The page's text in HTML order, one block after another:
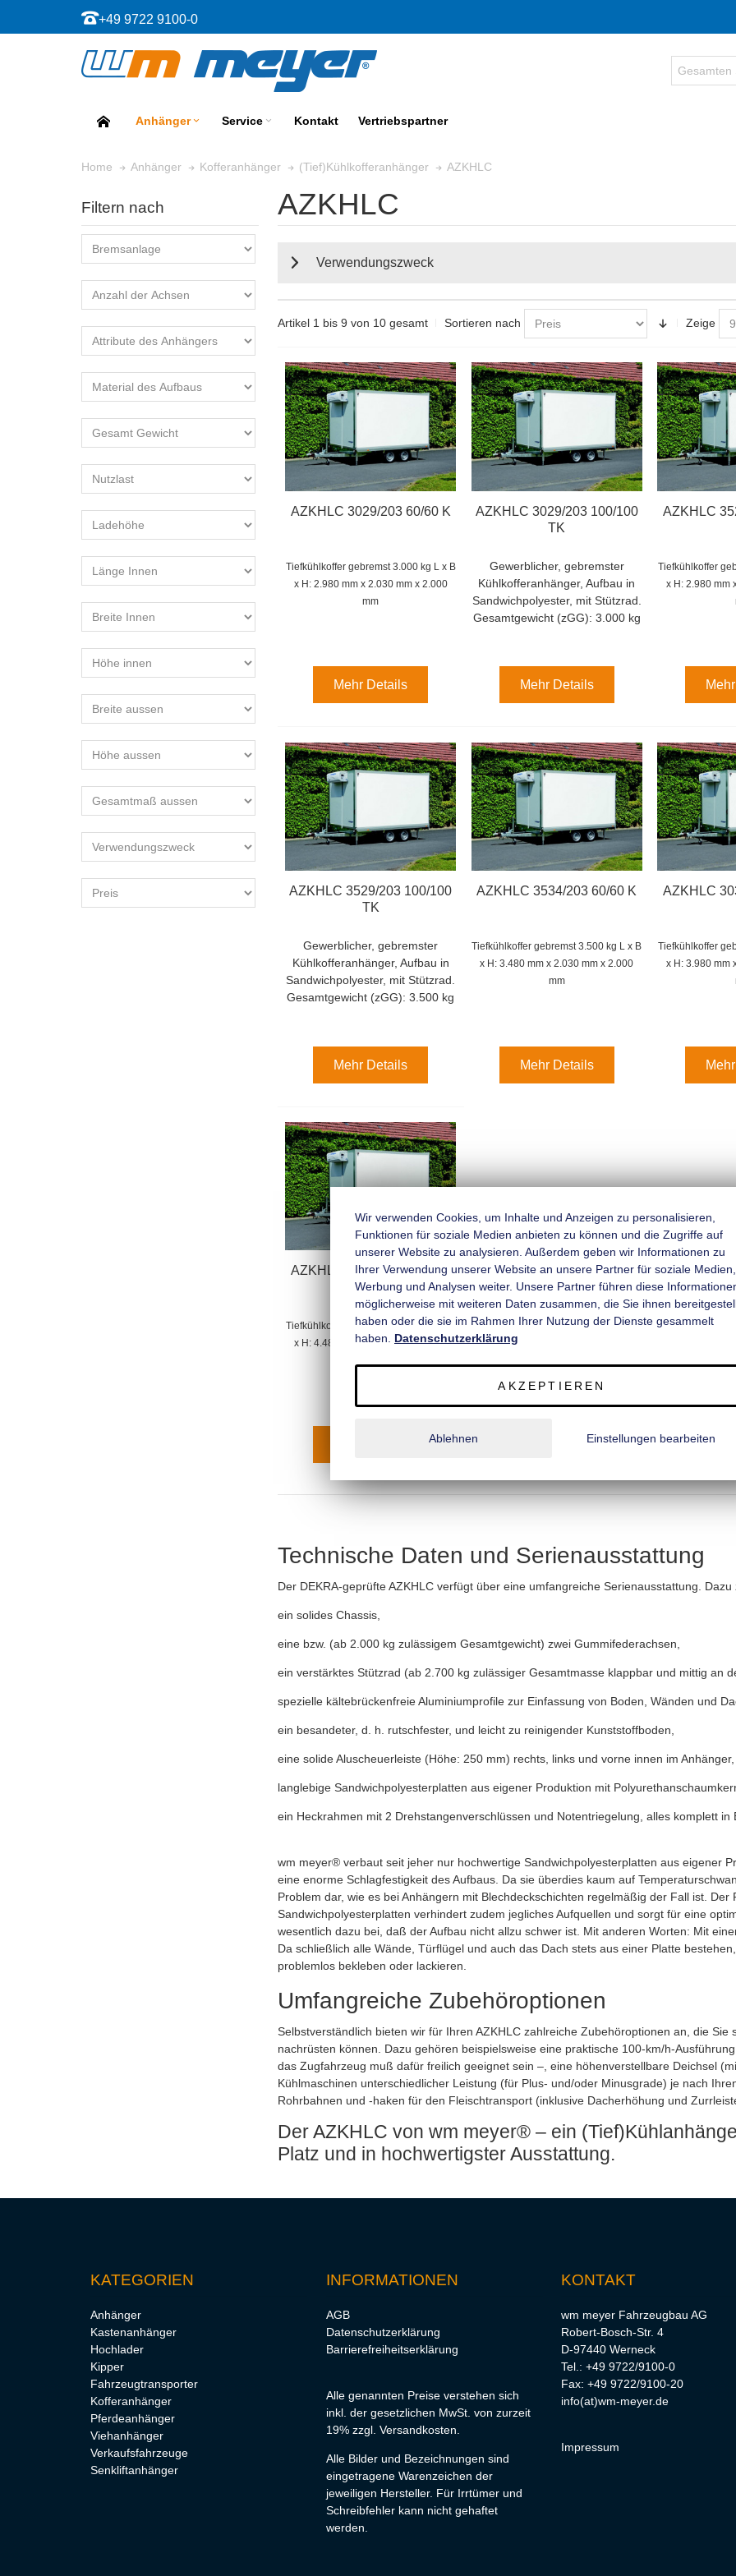
+49 9722 9100-0
Anhänger Service Kontakt Vertriebspartner
Home Anhänger Kofferanhänger (Tief)Kühlkofferanhänger AZKHLC
AZKHLC
Verwendungszweck
Artikel 1 bis 9 von 10 gesamt Sortieren nach Zeige
AZKHLC 3029/203 60/60 K
Tiefkühlkoffer gebremst 3.000 kg L x B
x H: 2.980 mm x 2.030 mm x 2.000
mm
Mehr Details
AZKHLC 3029/203 100/100
TK
Gewerblicher, gebremster
Kühlkofferanhänger, Aufbau in
Sandwichpolyester, mit Stützrad.
Gesamtgewicht (zGG): 3.000 kg
Mehr Details
AZKHLC
Tiefkühlkoffer
x H: 2.980 mm
AZKHLC 3529/203 100/100
TK
Gewerblicher, gebremster
Kühlkofferanhänger, Aufbau in
Sandwichpolyester, mit Stützrad.
Gesamtgewicht (zGG): 3.500 kg
Mehr Details
AZKHLC 3534/203 60/60 K
Tiefkühlkoffer gebremst 3.500 kg L x B
x H: 3.480 mm x 2.030 mm x 2.000
mm
Mehr Details
AZKHLC
Tiefkühlkoffer
x H: 3.980 mm
AZKHLC 3044/203 60/60 K
Tiefkühlkoffer gebremst 3.000 kgL x B
x H: 4.480 mm x 2.030 mm x 2.000
Technische Daten und Serienausstattung
Der DEKRA-geprüfte AZKHLC verfügt über eine umfangreiche Serienausstattung. Dazu
ein solides Chassis,
eine bzw. (ab 2.000 kg zulässigem Gesamtgewicht) zwei Gummifederachsen,
ein verstärktes Stützrad (ab 2.700 kg zulässiger Gesamtmasse klappbar und mittig an
spezielle kältebrückenfreie Aluminiumprofile zur Einfassung von Boden, Wänden und
ein besandeter, d. h. rutschfester, und leicht zu reinigender Kunststoffboden,
eine solide Aluscheuerleiste (Höhe: 250 mm) rechts, links und vorne innen im Anhänger,
langlebige Sandwichpolyesterplatten aus eigener Produktion mit
ein Heckrahmen mit 2 Drehstangenverschlüssen und Notentriegelung, alles komplett in
wm meyer® verbaut seit jeher nur hochwertige Sandwichpolyesterplatten aus eigener
eine enorme Schlagfestigkeit des Aufbaus. Da sie überdies kaum auf
Problem dar, wie es bei Anhängern mit Blechdeckschichten regelmäßig der Fall ist.
Sandwichpolyesterplatten verhindert zudem jegliches Aufquellen und sorgt für eine
wesentlich dazu bei, daß der Aufbau nicht allzu schwer ist. Mit anderen Worten: Mit
Da schließlich alle Wände, Türflügel und auch das Dach stets aus einer Platte
problemlos bekleben oder lackieren.
Umfangreiche Zubehöroptionen
Selbstverständlich bieten wir für Ihren AZKHLC zahlreiche Zubehöroptionen an, die
nachrüsten können. Dazu gehören beispielsweise eine praktische 100-km/h-
das Zugfahrzeug muß dafür freilich geeignet sein –, eine höhenverstellbare Deichsel
Kühlmaschinen unterschiedlicher Leistung (für Plus- und/oder Minusgrade) je nach
Rohrbahnen und -haken für den Fleischtransport (inklusive Dacherhöhung und
Der AZKHLC von wm meyer® – ein
Platz und in hochwertigster Ausstattung.
Filtern nach
KATEGORIEN
Anhänger
Kastenanhänger
Hochlader
Kipper
Fahrzeugtransporter
Kofferanhänger
Pferdeanhänger
Viehanhänger
Verkaufsfahrzeuge
Senkliftanhänger
INFORMATIONEN
AGB
Datenschutzerklärung
Barrierefreiheitserklärung
Alle genannten Preise verstehen sich
inkl. der gesetzlichen MwSt. von zurzeit
19% zzgl. Versandkosten
Alle Bilder und Bezeichnungen sind
eingetragene Warenzeichen der
jeweiligen Hersteller. Für Irrtümer und
Schreibfehler kann nicht gehaftet
werden.
KONTAKT
wm meyer Fahrzeugbau AG
Robert-Bosch-Str. 4
D-97440 Werneck
Tel.: +49 9722/9100-0
Fax: +49 9722/9100-20
info(at)wm-meyer.de
Impressum
Wir verwenden Cookies, um Inhalte und Anzeigen zu personalisieren,
Funktionen für soziale Medien anbieten zu können und die Zugriffe auf
unserer Website zu analysieren. Außerdem geben wir Informationen zu
Ihrer Verwendung unserer Website an unsere Partner für soziale Medien,
Werbung und Analysen weiter. Unsere Partner führen diese
möglicherweise mit weiteren Daten zusammen, die Sie ihnen
haben oder die sie im Rahmen Ihrer Nutzung der Dienste gesammelt
haben. Datenschutzerklärung
AKZEPTIEREN
Ablehnen Einstellungen bearbeiten